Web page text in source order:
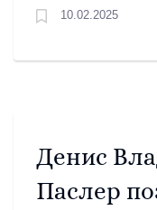
Никоновой. Она
10.02.2025
Денис
Паслер